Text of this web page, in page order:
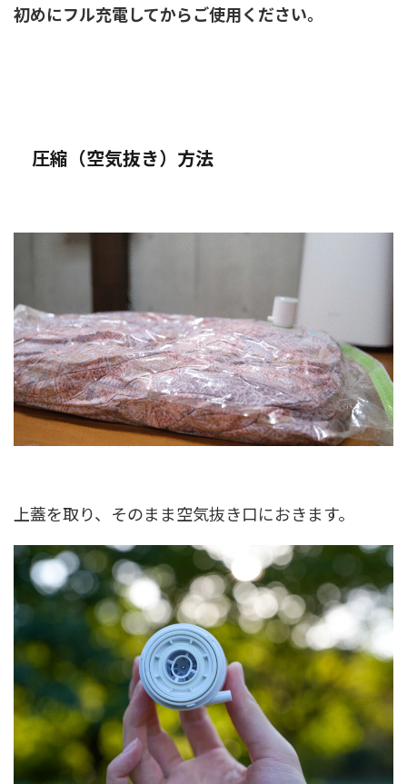
初めにフル充電してからご使用ください。
圧縮（空気抜き）方法
上蓋を取り、そのまま空気抜き口におきます。